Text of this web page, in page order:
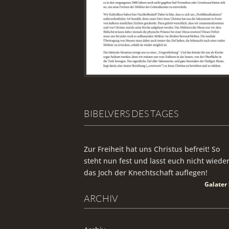
BIBELVERS DES TAGES
Zur Freiheit hat uns Christus befreit! So
steht nun fest und lasst euch nicht wieder
das Joch der Knechtschaft auflegen!
Galater
ARCHIV